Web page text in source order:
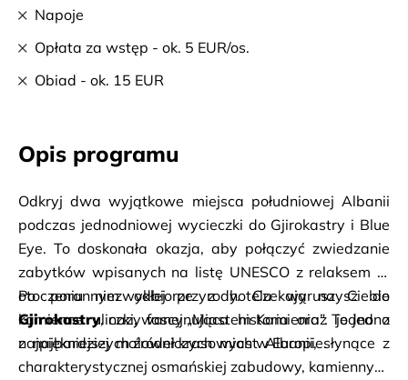
Napoje
Opłata za wstęp - ok. 5 EUR/os.
Obiad - ok. 15 EUR
Opis programu
Odkryj dwa wyjątkowe miejsca południowej Albanii
podczas jednodniowej wycieczki do Gjirokastry i Blue
Eye. To doskonała okazja, aby połączyć zwiedzanie
zabytków wpisanych na listę UNESCO z relaksem w
otoczeniu niezwykłej przyrody. Czekają na Ciebie
kamienne uliczki, fascynująca historia oraz jedno z
najpiękniejszych źródeł krasowych w Europie.
Gjirokastry, nazywanej „Miastem Kamienia”. To jedno
z najbardziej malowniczych miast Albanii, słynące z
charakterystycznej osmańskiej zabudowy, kamiennych